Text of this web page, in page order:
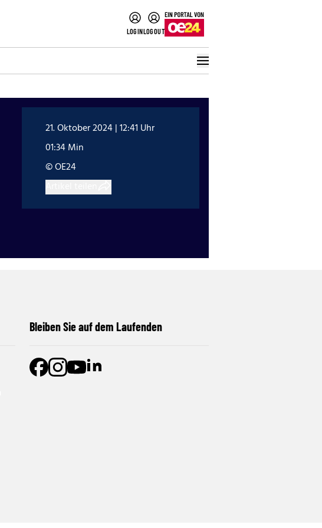
LOGINLOGOUT
21. Oktober 2024 | 12:41 Uhr
01:34 Min
© OE24
Bleiben Sie auf dem Laufenden